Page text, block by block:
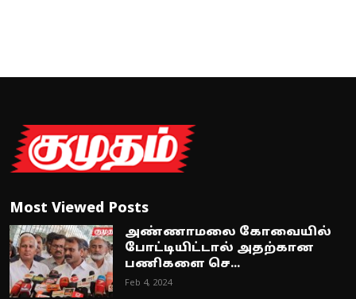
Most Viewed Posts
அண்ணாமலை கோவையில்
போட்டியிட்டால் அதற்கான
பணிகளை செ...
Feb 4, 2024